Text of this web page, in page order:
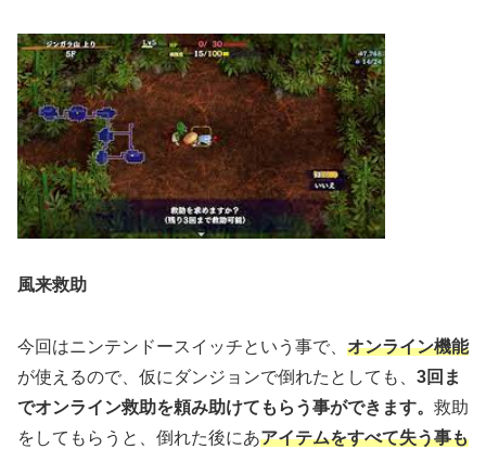
風来救助
今回はニンテンドースイッチという事で、 オンライン機能
が使えるので、仮にダンジョンで倒れたとしても、 3回ま
でオンライン救助を頼み助けてもらう事ができます。 救助
をしてもらうと、倒れた後にあアイテムをすべて失う事も